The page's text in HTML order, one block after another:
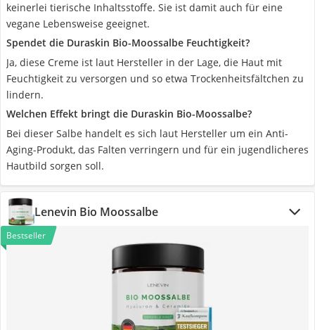
keinerlei tierische Inhaltsstoffe. Sie ist damit auch für eine
vegane Lebensweise geeignet.
Spendet die Duraskin Bio-Moossalbe Feuchtigkeit?
Ja, diese Creme ist laut Hersteller in der Lage, die Haut mit
Feuchtigkeit zu versorgen und so etwa Trockenheitsfältchen zu
lindern.
Welchen Effekt bringt die Duraskin Bio-Moossalbe?
Bei dieser Salbe handelt es sich laut Hersteller um ein Anti-
Aging-Produkt, das Falten verringern und für ein jugendlicheres
Hautbild sorgen soll.
Lenevin Bio Moossalbe
Bestseller